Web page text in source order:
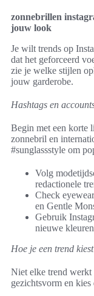
zonnebrillen
jouw look
Je wilt trends op
dat het geforceerd
zie je welke stijlen
jouw garderobe.
Hashtags en
Begin met een korte
zonnebril en
#sunglassstyle om
Volg
redactionele
Check
en Gentle
Gebruik
nieuwe
Hoe je een trend
Niet elke trend werkt
gezichtsvorm en kies